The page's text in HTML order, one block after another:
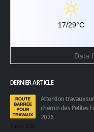
17/29°C
Data
DERNIER ARTICLE
Attention travaux sur
chemin des Petites
2026